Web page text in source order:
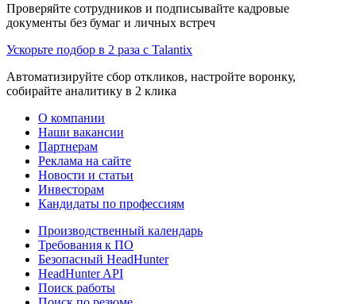
Проверяйте сотрудников и подписывайте кадровые
документы без бумаг и личных встреч
Ускорьте подбор в 2 раза с Talantix
Автоматизируйте сбор откликов, настройте воронку,
собирайте аналитику в 2 клика
О компании
Наши вакансии
Партнерам
Реклама на сайте
Новости и статьи
Инвесторам
Кандидаты по профессиям
Производственный календарь
Требования к ПО
Безопасный HeadHunter
HeadHunter API
Поиск работы